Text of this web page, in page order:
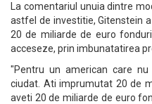
La comentariul unuia dintre
astfel de investitie, Gitenstein
20 de miliarde de euro
acceseze, prin imbunatatirea
"Pentru un american care
ciudat. Ati imprumutat 20 de
aveti 20 de miliarde de euro